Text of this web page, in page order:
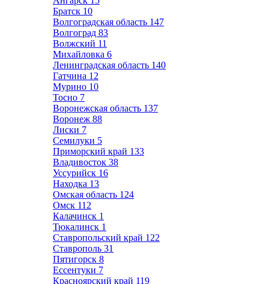
Братск 10
Волгоградская область 147
Волгоград 83
Волжский 11
Михайловка 6
Ленинградская область 140
Гатчина 12
Мурино 10
Тосно 7
Воронежская область 137
Воронеж 88
Лиски 7
Семилуки 5
Приморский край 133
Владивосток 38
Уссурийск 16
Находка 13
Омская область 124
Омск 112
Калачинск 1
Тюкалинск 1
Ставропольский край 122
Ставрополь 31
Пятигорск 8
Ессентуки 7
Красноярский край 119